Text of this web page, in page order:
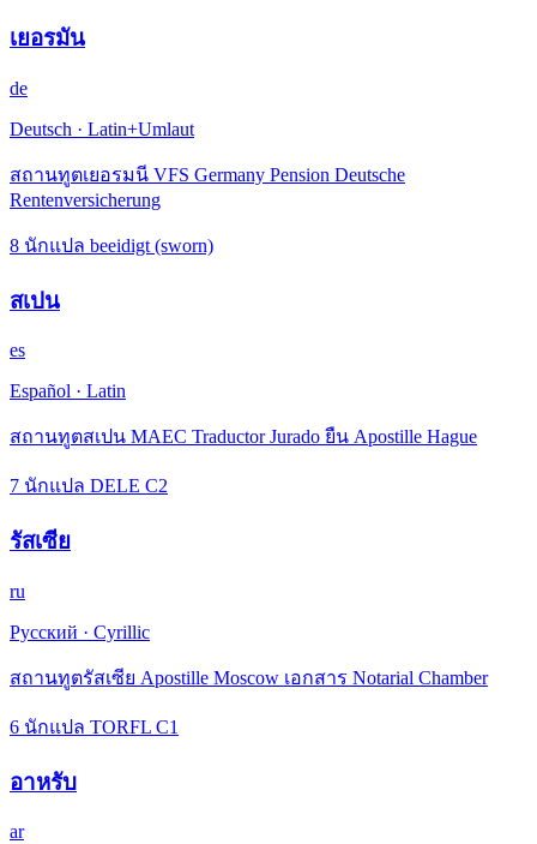
เยอรมัน
de
Deutsch · Latin+Umlaut
สถานทูตเยอรมนี VFS Germany Pension Deutsche
Rentenversicherung
8 นักแปล beeidigt (sworn)
สเปน
es
Español · Latin
สถานทูตสเปน MAEC Traductor Jurado ยืน Apostille Hague
7 นักแปล DELE C2
รัสเซีย
ru
Русский · Cyrillic
สถานทูตรัสเซีย Apostille Moscow เอกสาร Notarial Chamber
6 นักแปล TORFL C1
อาหรับ
ar